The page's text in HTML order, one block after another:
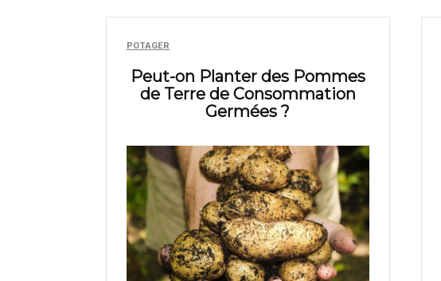
POTAGER
Peut-on Planter des Pommes
de Terre de Consommation
Germées ?